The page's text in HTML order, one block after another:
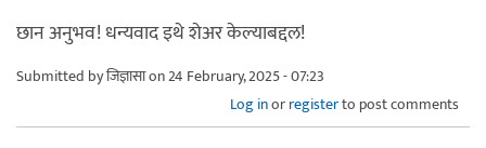
छान अनुभव! धन्यवाद इथे शेअर केल्याबद्दल!
Submitted byजिज्ञासाon 24 February, 2025 - 07:23
Log inorregisterto post comments